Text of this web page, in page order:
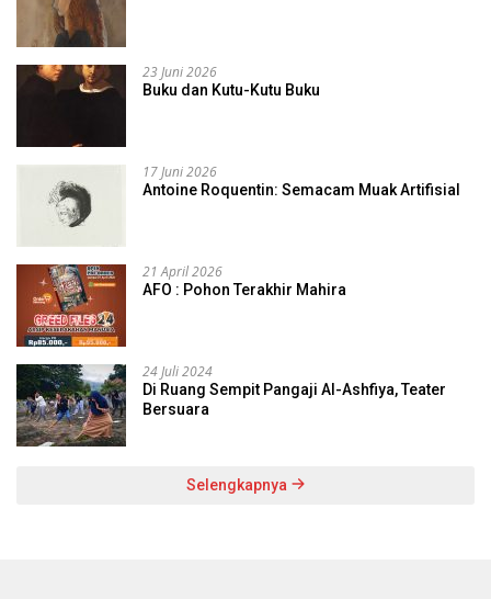
23 Juni 2026
Buku dan Kutu-Kutu Buku
17 Juni 2026
Antoine Roquentin: Semacam Muak Artifisial
21 April 2026
AFO : Pohon Terakhir Mahira
24 Juli 2024
Di Ruang Sempit Pangaji Al-Ashfiya, Teater
Bersuara
Selengkapnya